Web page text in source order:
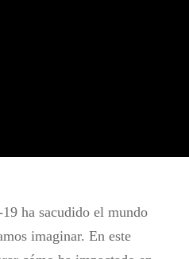
ha sacudido el mundo
imaginar. En este